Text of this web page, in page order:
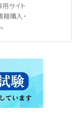
サイト
購入・